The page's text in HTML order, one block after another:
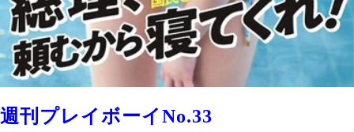
週刊プレイボーイNo.33